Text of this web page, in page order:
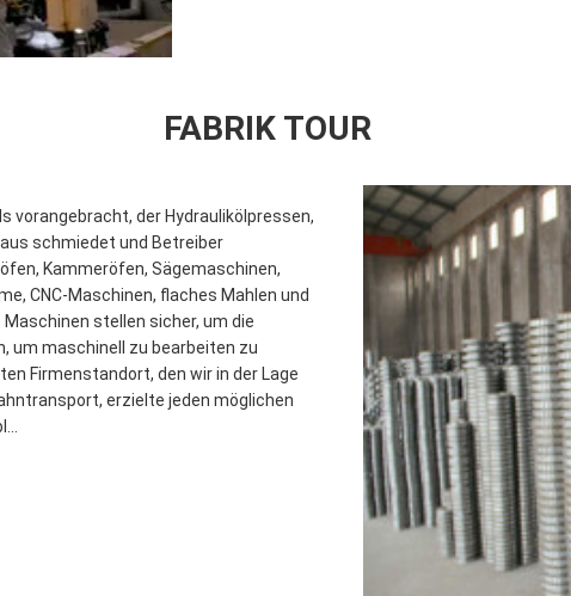
FABRIK TOUR
vorangebracht, der Hydraulikölpressen,
schmiedet und Betreiber
Kammeröfen, Sägemaschinen,
CNC-Maschinen, flaches Mahlen und
stellen sicher, um die
um maschinell zu bearbeiten zu
Firmenstandort, den wir in der Lage
erzielte jeden möglichen